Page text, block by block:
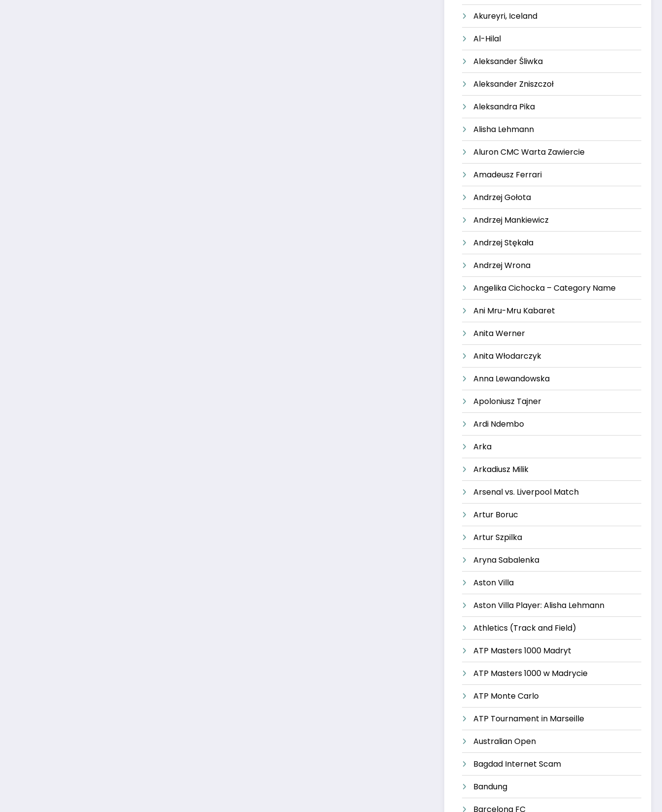
Akureyri, Iceland
Al-Hilal
Aleksander Śliwka
Aleksander Zniszczoł
Aleksandra Pika
Alisha Lehmann
Aluron CMC Warta Zawiercie
Amadeusz Ferrari
Andrzej Gołota
Andrzej Mankiewicz
Andrzej Stękała
Andrzej Wrona
Angelika Cichocka – Category Name
Ani Mru-Mru Kabaret
Anita Werner
Anita Włodarczyk
Anna Lewandowska
Apoloniusz Tajner
Ardi Ndembo
Arka
Arkadiusz Milik
Arsenal vs. Liverpool Match
Artur Boruc
Artur Szpilka
Aryna Sabalenka
Aston Villa
Aston Villa Player: Alisha Lehmann
Athletics (Track and Field)
ATP Masters 1000 Madryt
ATP Masters 1000 w Madrycie
ATP Monte Carlo
ATP Tournament in Marseille
Australian Open
Bagdad Internet Scam
Bandung
Barcelona FC